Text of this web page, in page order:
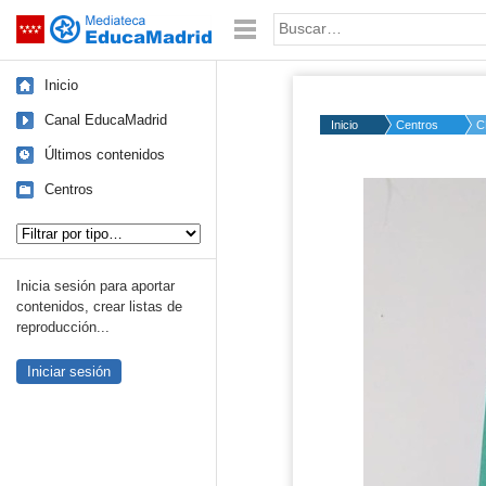
Saltar navegación Palabra o frase:
Inicio
Canal EducaMadrid
Últimos contenidos
Centros
Inicia sesión para aportar
contenidos, crear listas de
reproducción...
Iniciar sesión
Inicio Centros